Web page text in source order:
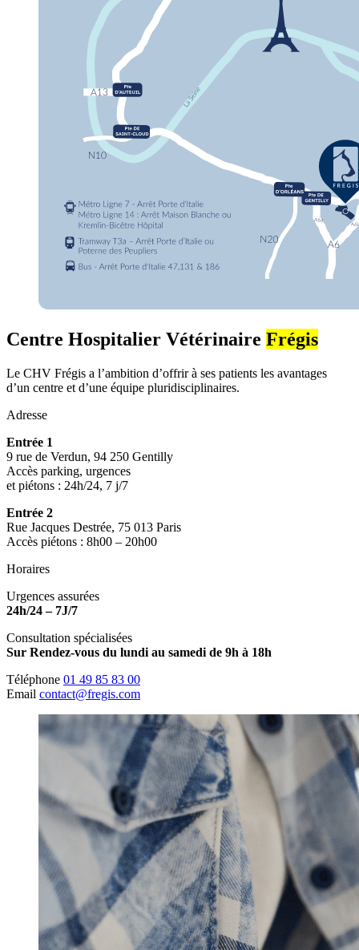
Centre Hospitalier Vétérinaire Frégis
Le CHV Frégis a l’ambition d’offrir à ses patients les avantages
d’un centre et d’une équipe pluridisciplinaires.
Adresse
Entrée 1
9 rue de Verdun, 94 250 Gentilly
Accès parking, urgences
et piétons : 24h/24, 7 j/7
Entrée 2
Rue Jacques Destrée, 75 013 Paris
Accès piétons : 8h00 – 20h00
Horaires
Urgences assurées
24h/24 – 7J/7
Consultation spécialisées
Sur Rendez-vous du lundi au samedi de 9h à 18h
Téléphone 01 49 85 83 00
Email contact@fregis.com